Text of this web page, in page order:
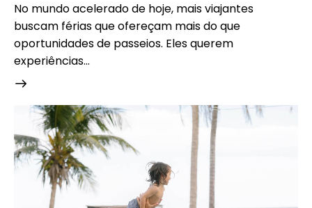
No mundo acelerado de hoje, mais viajantes
buscam férias que ofereçam mais do que
oportunidades de passeios. Eles querem
experiências…